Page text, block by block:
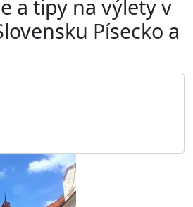
a tipy na výlety v
Písecko a